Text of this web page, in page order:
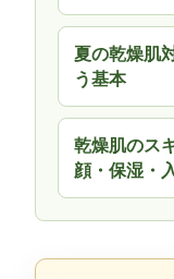
夏の乾燥肌
う基本
乾燥肌のス
顔・保湿・